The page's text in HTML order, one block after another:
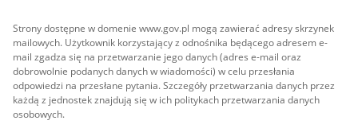
Strony dostępne w domenie www.gov.pl mogą zawierać adresy skrzynek
mailowych. Użytkownik korzystający z odnośnika będącego adresem e-
mail zgadza się na przetwarzanie jego danych (adres e-mail oraz
dobrowolnie podanych danych w wiadomości) w celu przesłania
odpowiedzi na przesłane pytania. Szczegóły przetwarzania danych przez
każdą z jednostek znajdują się w ich politykach przetwarzania danych
osobowych.